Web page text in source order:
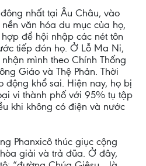
nhất tại Âu Châu, vào
văn hóa du mục của họ,
để hội nhập các nét tôn
tiếp đón họ. Ở Lỗ Ma Ni,
mình theo Chính Thống
Giáo và Thệ Phản. Thời
khổ sai. Hiện nay, họ bị
vi thành phố với 95% tụ tập
khi không có điện và nước
Phanxicô thúc giục cộng
giải và trả đũa. Ở đây,